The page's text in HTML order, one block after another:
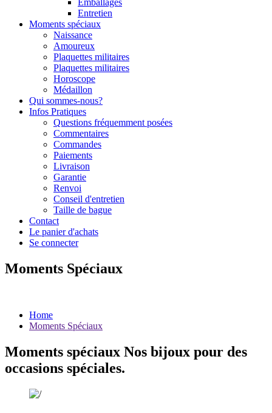
Emballages
Entretien
Moments spéciaux
Naissance
Amoureux
Plaquettes militaires
Plaquettes militaires
Horoscope
Médaillon
Qui sommes-nous?
Infos Pratiques
Questions fréquemment posées
Commentaires
Commandes
Paiements
Livraison
Garantie
Renvoi
Conseil d'entretien
Taille de bague
Contact
Le panier d'achats
Se connecter
Moments Spéciaux
Home
Moments Spéciaux
Moments spéciaux Nos bijoux pour des
occasions spéciales.